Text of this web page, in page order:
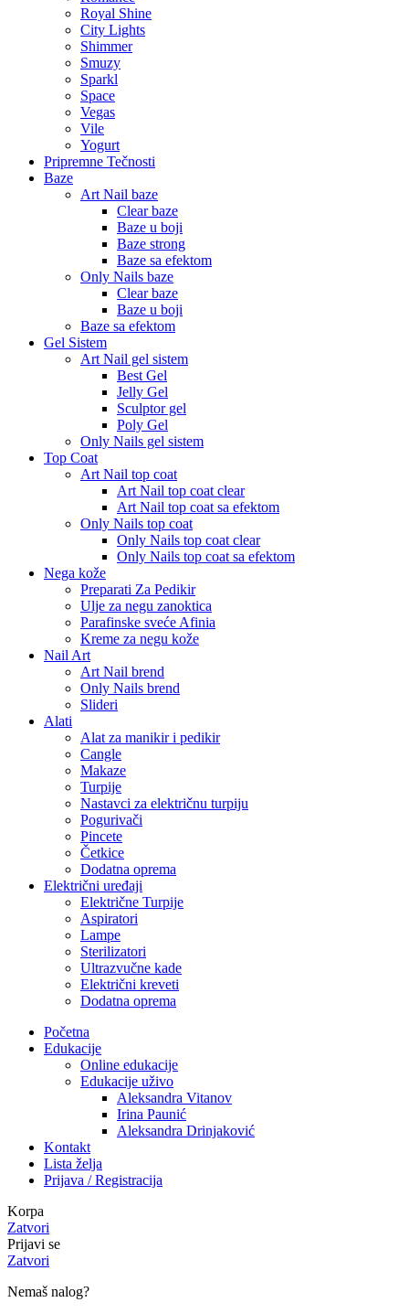
Royal Shine
City Lights
Shimmer
Smuzy
Sparkl
Space
Vegas
Vile
Yogurt
Pripremne Tečnosti
Baze
Art Nail baze
Clear baze
Baze u boji
Baze strong
Baze sa efektom
Only Nails baze
Clear baze
Baze u boji
Baze sa efektom
Gel Sistem
Art Nail gel sistem
Best Gel
Jelly Gel
Sculptor gel
Poly Gel
Only Nails gel sistem
Top Coat
Art Nail top coat
Art Nail top coat clear
Art Nail top coat sa efektom
Only Nails top coat
Only Nails top coat clear
Only Nails top coat sa efektom
Nega kože
Preparati Za Pedikir
Ulje za negu zanoktica
Parafinske sveće Afinia
Kreme za negu kože
Nail Art
Art Nail brend
Only Nails brend
Slideri
Alati
Alat za manikir i pedikir
Cangle
Makaze
Turpije
Nastavci za električnu turpiju
Pogurivači
Pincete
Četkice
Dodatna oprema
Električni uređaji
Električne Turpije
Aspiratori
Lampe
Sterilizatori
Ultrazvučne kade
Električni kreveti
Dodatna oprema
Početna
Edukacije
Online edukacije
Edukacije uživo
Aleksandra Vitanov
Irina Paunić
Aleksandra Drinjaković
Kontakt
Lista želja
Prijava / Registracija
Korpa
Zatvori
Prijavi se
Zatvori
Nemaš nalog?